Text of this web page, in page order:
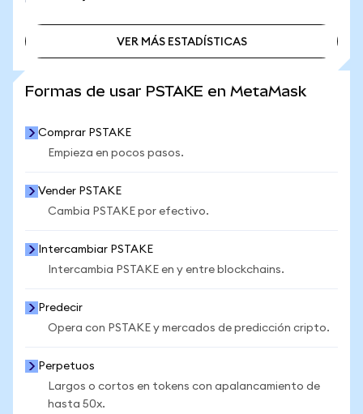
VER MÁS ESTADÍSTICAS
Formas de usar PSTAKE en MetaMask
Comprar PSTAKE
Empieza en pocos pasos.
Vender PSTAKE
Cambia PSTAKE por efectivo.
Intercambiar PSTAKE
Intercambia PSTAKE en y entre blockchains.
Predecir
Opera con PSTAKE y mercados de predicción cripto.
Perpetuos
Largos o cortos en tokens con apalancamiento de
hasta 50x.